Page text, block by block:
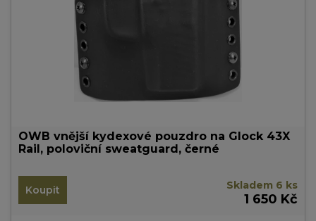
OWB vnější kydexové pouzdro na Glock 43X
Rail, poloviční sweatguard, černé
Koupit Skladem 6 ks
1 650 Kč